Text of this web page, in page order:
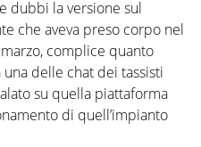
dubbi la versione sul
che aveva preso corpo nel
complice quanto
delle chat dei tassisti
su quella piattaforma
di quell’impianto